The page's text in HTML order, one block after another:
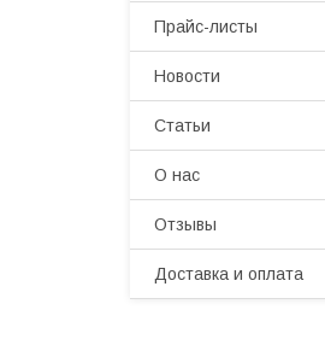
Прайс-листы
Новости
Статьи
О нас
Отзывы
Доставка и оплата